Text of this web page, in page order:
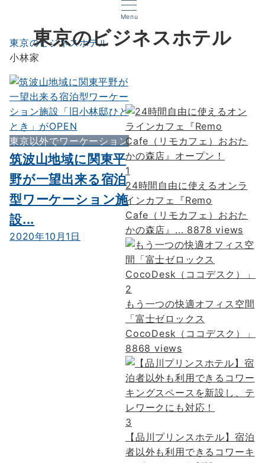
Menu
東京のビジネスホテル
東京のビジネスホテル
小林家
東京以外でワーケーション
筑波山地域に関東平
野が一望出来る宿泊
型ワーケーション施
設...
2020年10月1日
1
24時間自由に使えるオンラ
インカフェ『Remo
Cafe（リモカフェ）おおた
かの森店』... 8878 views
2
もう一つの快適オフィス空間
「富士ゼロックス
CocoDesk（ココデスク）」
8868 views
3
【品川プリンスホテル】宿泊
者以外も利用できるコワーキ